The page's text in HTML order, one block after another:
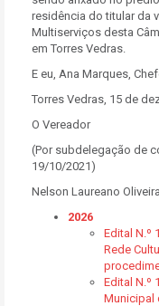
residência do titular da
Multiserviços desta
em Torres Vedras.
E eu, Ana Marques,
Torres Vedras, 15 de
O Vereador
(Por subdelegação de
19/10/2021)
Nelson Laureano
2026
Edital N.º
Rede
Edital N.º
Municipal